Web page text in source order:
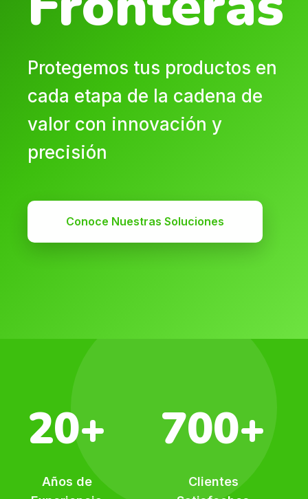
Protegemos tus productos en
cada etapa de la cadena de
valor con innovación y
precisión
Conoce Nuestras Soluciones
20+
Años de
700+
Clientes